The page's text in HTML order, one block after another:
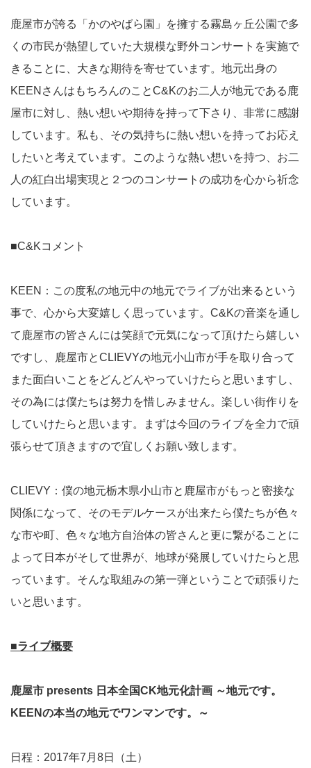
鹿屋市が誇る「かのやばら園」を擁する霧島ヶ丘公園で多
くの市民が熱望していた大規模な野外コンサートを実施で
きることに、大きな期待を寄せています。地元出身の
KEENさんはもちろんのことC&Kのお二人が地元である鹿
屋市に対し、熱い想いや期待を持って下さり、非常に感謝
しています。私も、その気持ちに熱い想いを持ってお応え
したいと考えています。このような熱い想いを持つ、お二
人の紅白出場実現と２つのコンサートの成功を心から祈念
しています。
■C&Kコメント
KEEN：この度私の地元中の地元でライブが出来るという
事で、心から大変嬉しく思っています。C&Kの音楽を通し
て鹿屋市の皆さんには笑顔で元気になって頂けたら嬉しい
ですし、鹿屋市とCLIEVYの地元小山市が手を取り合って
また面白いことをどんどんやっていけたらと思いますし、
その為には僕たちは努力を惜しみません。楽しい街作りを
していけたらと思います。まずは今回のライブを全力で頑
張らせて頂きますので宜しくお願い致します。
CLIEVY：僕の地元栃木県小山市と鹿屋市がもっと密接な
関係になって、そのモデルケースが出来たら僕たちが色々
な市や町、色々な地方自治体の皆さんと更に繋がることに
よって日本がそして世界が、地球が発展していけたらと思
っています。そんな取組みの第一弾ということで頑張りた
いと思います。
■ライブ概要
鹿屋市 presents 日本全国CK地元化計画 ～地元です。
KEENの本当の地元でワンマンです。～
日程：2017年7月8日（土）